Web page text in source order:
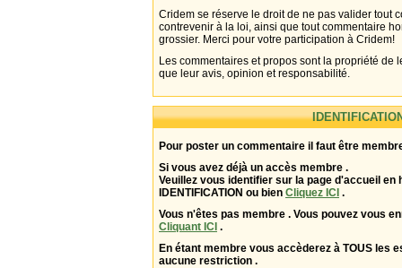
Cridem se réserve le droit de ne pas valider tout
contrevenir à la loi, ainsi que tout commentaire
grossier. Merci pour votre participation à Cridem!
Les commentaires et propos sont la propriété de
que leur avis, opinion et responsabilité.
Pour poster un commentaire il faut être
Si vous avez déjà un accès membre .
Veuillez vous identifier sur la page d'accueil en
IDENTIFICATION ou bien Cliquez ICI .
Vous n'êtes pas membre . Vous pouvez vous
Cliquant ICI .
En étant membre vous accèderez à TOUS les
aucune restriction .